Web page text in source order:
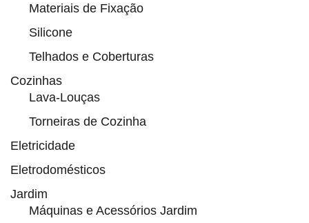
Materiais de Fixação
Silicone
Telhados e Coberturas
Cozinhas
Lava-Louças
Torneiras de Cozinha
Eletricidade
Eletrodomésticos
Jardim
Máquinas e Acessórios Jardim